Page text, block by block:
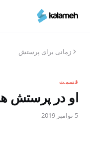
محتوای
زمانی برای پرستش
قسمت
او در پرستش
5 نوامبر 2019